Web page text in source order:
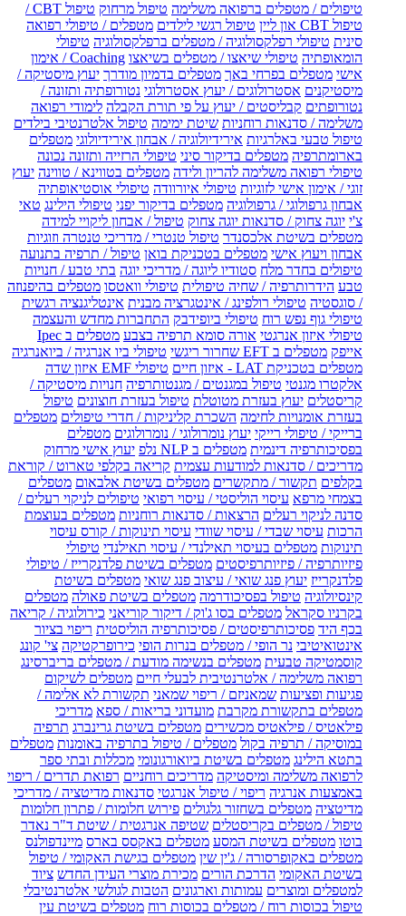
טיפולים / מטפלים ברפואה משלימה טיפול מרחוק
טיפול CBT /
טיפול CBT און ליין
טיפול רגשי לילדים מטפלים / טיפולי רפואה
סינית טיפולי רפלקסולוגיה / מטפלים ברפלקסולוגיה טיפולי
הומאופתיה טיפולי שיאצו / מטפלים בשיאצו
Coaching / אימון
אישי מטפלים בפרחי באך מטפלים בדמיון מודרך יעוץ מיסטיקה /
מיסטיקנים אסטרולוגים / יעוץ אסטרולוגי נטורופתיה ותזונה /
נטורופתים קבליסטים / יעוץ על פי תורת הקבלה לימודי רפואה
משלימה / סדנאות רוחניות שיטת ימימה טיפול אלטרנטיבי בילדים
טיפול טבעי באלרגיות אירידיולוגיה / אבחון אירידיולוגי מטפלים
בארומתרפיה מטפלים בדיקור סיני טיפולי הרזייה ותזונה נכונה
טיפולי רפואה משלימה להריון ולידה מטפלים בטווינא / טווינה יעוץ
זוגי / אימון אישי לזוגיות טיפולי איורוודה טיפולי אוסטיאופתיה
אבחון גרפולוגי / גרפולוגיה מטפלים בדיקור יפני טיפולי הילינג טאי
צ'י יוגה צחוק / סדנאות יוגה צחוק טיפול / אבחון ליקויי למידה
מטפלים בשיטת אלכסנדר טיפול טנטרי / מדריכי טנטרה וזוגיות
אבחון ויעוץ אישי מטפלים בטכניקת בואן טיפול / תרפיה בתנועה
טיפולים בחדר מלח סטודיו ליוגה / מדריכי יוגה בתי טבע / חנויות
טבע הידרותרפיה / שחיה טיפולית טיפולי וואטסו מטפלים בהיפנוזה
/ סוגסטיה טיפולי רולפינג / אינטגרציה מבנית אינטליגנציה רגשית
טיפולי גוף נפש רוח טיפולי ביופידבק התחברות מחדש והעצמה
טיפולי איזון אנרגטי אורה סומא תרפיה בצבע
מטפלים ב Ipec
אייפק מטפלים ב EFT שחרור ריגשי
טיפולי ביו אנרגיה / ביואנרגיה
מטפלים בטכניקת LAT - איזון חיים
טיפולי EMF איזון שדה
אלקטרו מגנטי טיפול במגנטים / מגנטותרפיה חנויות מיסטיקה /
קריסטלים יעוץ בעזרת מטוטלת טיפול בעזרת חוצונים טיפול
בעזרת אומנויות לחימה השכרת קליניקות / חדרי טיפולים מטפלים
ברייקי / טיפולי רייקי יעוץ נומרולוגי / נומרולוגים מטפלים
בפסיכותרפיה דינמית מטפלים ב NLP נלפ
יעוץ אישי מרחוק
מדריכים / סדנאות למודעות עצמית קריאה בקלפי טארוט / קוראת
בקלפים תקשור / מתקשרים מטפלים בשיטת אלבאום מטפלים
בצמחי מרפא עיסוי הוליסטי / עיסוי רפואי טיפולים לניקוי רעלים /
סדנה לניקוי רעלים הרצאות / סדנאות רוחניות מטפלים בעוצמת
הרכות עיסוי שבדי / עיסוי שוודי עיסוי תינוקות / קורס עיסוי
תינוקות מטפלים בעיסוי תאילנדי / עיסוי תאילנדי טיפולי
פיזיותרפיה / פיזיותרפיסטים מטפלים בשיטת פלדנקרייז / טיפולי
פלדנקרייז יעוץ פנג שואי / עיצוב פנג שואי מטפלים בשיטת
קינסיולוגיה טיפול בפסיכודרמה מטפלים בשיטת פאולה מטפלים
בקרניו סקראל מטפלים בסו ג'וק / דיקור קוריאני כירולוגיה / קריאה
בכף היד פסיכותרפיסטים / פסיכותרפיה הוליסטית ריפוי בציור
אינטואיטיבי נר הופי / מטפלים בנרות הופי כירופרקטיקה צי' קונג
קוסמטיקה טבעית מטפלים בנשימה מודעת / מטפלים בריברסינג
רפואה משלימה / אלטרנטיבית לבעלי חיים מטפלים לשיקום
פגיעות ופציעות שמאניזם / ריפוי שמאני תקשורת לא אלימה /
מטפלים בתקשורת מקרבת מועדוני בריאות / ספא מדריכי
פילאטיס / פילאטיס מכשירים מטפלים בשיטת גרינברג תרפיה
במוסיקה / תרפיה בקול מטפלים / טיפול בתרפיה באומנות מטפלים
בתטא הילינג מטפלים בשיטת ביואורגונומי מכללות ובתי ספר
לרפואה משלימה ומיסטיקה מדריכים רוחניים רפואת תדרים / ריפוי
באמצעות אנרגיה ריפוי / טיפול אנרגטי סדנאות מדיטציה / מדריכי
מדיטציה מטפלים בשחזור גלגולים פירוש חלומות / פתרון חלומות
טיפול / מטפלים בקריסטלים שטיפה אנרגטית / שיטת ד"ר נאדר
בוטו מטפלים בשיטת המסע מטפלים באקסס בארס מיינדפולנס
מטפלים באקופרסורה / ג'ין שין מטפלים בגישת האקומי / טיפול
בשיטת האקומי הדרכת הורים מכירת מוצרי העידן החדש ציוד
למטפלים ומוצרים עמותות וארגונים הטבות לגולשי אלטרנטיבלי
טיפול בכוסות רוח / מטפלים בכוסות רוח מטפלים בשיטת עין